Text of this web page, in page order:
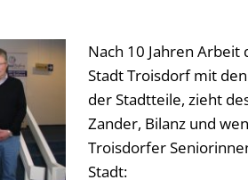
Nach 10 Jahren
Stadt Troisdorf mit
der Stadtteile, zieht
Zander, Bilanz und
Troisdorfer
Stadt: